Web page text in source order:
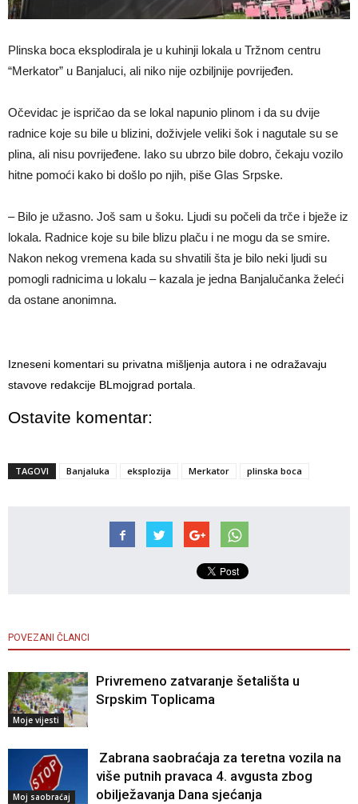
Plinska boca eksplodirala je u kuhinji lokala u Tržnom centru
“Merkator” u Banjaluci, ali niko nije ozbiljnije povrijeđen.
Očevidac je ispričao da se lokal napunio plinom i da su dvije
radnice koje su bile u blizini, doživjele veliki šok i nagutale su se
plina, ali nisu povrijeđene. Iako su ubrzo bile dobro, čekaju vozilo
hitne pomoći kako bi došlo po njih, piše Glas Srpske.
– Bilo je užasno. Još sam u šoku. Ljudi su počeli da trče i bježe iz
lokala. Radnice koje su bile blizu plaču i ne mogu da se smire.
Nakon nekog vremena kada su shvatili šta je bilo neki ljudi su
pomogli radnicima u lokalu – kazala je jedna Banjalučanka želeći
da ostane anonimna.
Izneseni komentari su privatna mišljenja autora i ne odražavaju
stavove redakcije BLmojgrad portala.
Ostavite komentar:
TAGOVI Banjaluka eksplozija Merkator plinska boca
POVEZANI ČLANCI
Moje vijesti
Privremeno zatvaranje šetališta u
Srpskim Toplicama
Moj saobraćaj
Zabrana saobraćaja za teretna vozila na
više putnih pravaca 4. avgusta zbog
obilježavanja Dana sjećanja